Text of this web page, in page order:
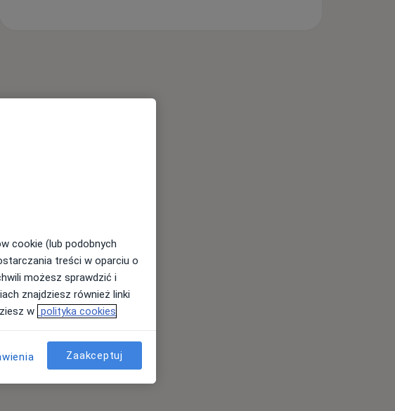
cookie (lub podobnych
treści w oparciu o
możesz sprawdzić i
znajdziesz również linki
w polityka cookies
Zaakceptuj